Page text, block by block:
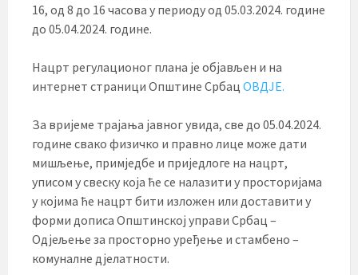
16, од 8 до 16 часова у периоду од 05.03.2024. године
до 05.04.2024. године.
Нацрт регулационог плана је објављен и на
интернет страници Општине Србац ОВДЈЕ.
За вријеме трајања јавног увида, све до 05.04.2024.
године свако физичко и правно лице може дати
мишљење, примједбе и приједлоге на нацрт,
уписом у свеску која ће се налазити у просторијама
у којима ће нацрт бити изложен или доставити у
форми дописа Општинској управи Србац –
Одјељење за просторно уређење и стамбено –
комуналне дјелатности.